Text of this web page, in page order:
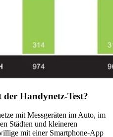
Handynetz-Test?
mit Messgeräten im Auto, im
Städten und kleineren
mit einer Smartphone-App